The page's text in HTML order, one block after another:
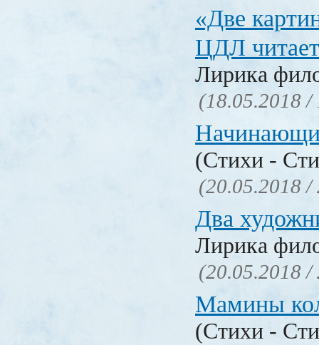
«Две
ЦДЛ
Лирика
(18.05.2018 /
(Стихи -
(20.05.2018 /
Два
Лирика
(20.05.2018 /
Мамины
(Стихи -